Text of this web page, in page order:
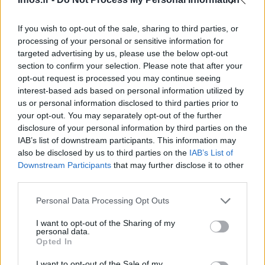
If you wish to opt-out of the sale, sharing to third parties, or
processing of your personal or sensitive information for
targeted advertising by us, please use the below opt-out
section to confirm your selection. Please note that after your
opt-out request is processed you may continue seeing
interest-based ads based on personal information utilized by
us or personal information disclosed to third parties prior to
your opt-out. You may separately opt-out of the further
disclosure of your personal information by third parties on the
IAB’s list of downstream participants. This information may
also be disclosed by us to third parties on the IAB’s List of
Downstream Participants that may further disclose it to other
Please note that this website/app uses one or more Google
not limited to your visit or usage behaviour. You may click to
grant or deny consent to Google and its third-party tags to
use your data for below specified purposes in below Google
consent section.
Personal Data Processing Opt Outs
I want to opt-out of the Sharing of my
personal data.
Opted In
du monde entier. Angle d’attaque fièrement illustré par
l’exposition »The Black Vanguard « , qui met en avant
des images qui évoquent lareprésentation du corps noir
L’autre grand thème est c elui des horizons lointains. Pour
ce dernier,invitation au voyage avec « Atlas »qui
regroupe8 jeunes artistes photographes et vidéastesqui
nous transporteront, en Afrique du sud, auSoudan, au
Chili. En écho, focus sur l’œuvre du photographe sud-
mettre en lumière sa pratique du portrait.
Deux expositions célèbrent par ailleurs
deux grandes